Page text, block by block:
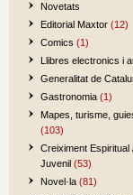
Novetats
Editorial Maxtor (12)
Comics (1)
Llibres electronics i
Generalitat de
Gastronomia (1)
Mapes, turisme,
(103)
Creiximent Espiritual
Juvenil (53)
Novel·la (81)